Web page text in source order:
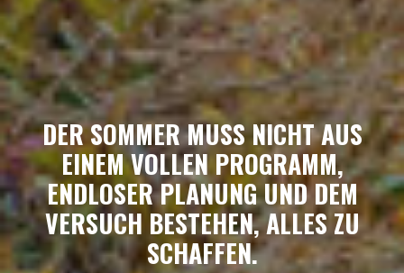
DER SOMMER MUSS NICHT AUS
EINEM VOLLEN PROGRAMM,
ENDLOSER PLANUNG UND DEM
VERSUCH BESTEHEN, ALLES ZU
SCHAFFEN.